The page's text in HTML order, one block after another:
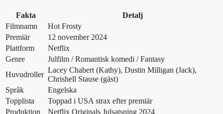
Fakta
Detalj
Filmnamn
Hot Frosty
Premiär
12 november 2024
Plattform
Netflix
Genre
Julfilm / Romantisk komedi / Fantasy
Huvudroller
Lacey Chabert (Kathy), Dustin Milligan (Jack),
Chrishell Stause (gäst)
Språk
Engelska
Topplista
Toppad i USA strax efter premiär
Produktion
Netflix Originals Julsatsning 2024